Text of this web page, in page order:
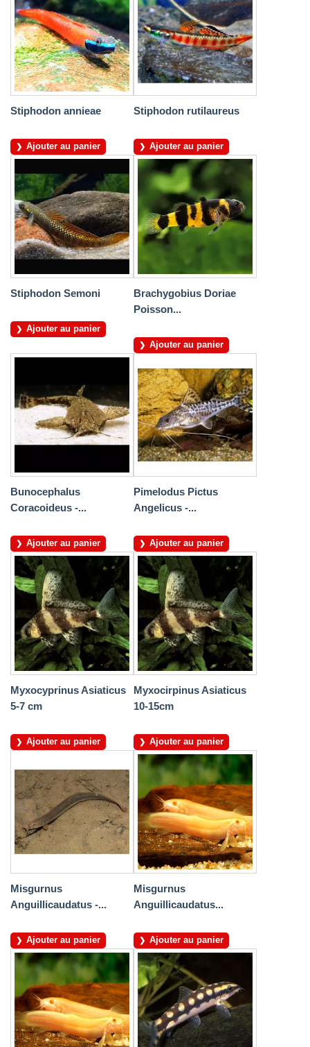
Stiphodon annieae
Ajouter au panier
Stiphodon rutilaureus
Ajouter au panier
Stiphodon Semoni
Ajouter au panier
Brachygobius Doriae
Poisson...
Ajouter au panier
Bunocephalus
Coracoideus -...
Ajouter au panier
Pimelodus Pictus
Angelicus -...
Ajouter au panier
Myxocyprinus Asiaticus
5-7 cm
Ajouter au panier
Myxocirpinus Asiaticus
10-15cm
Ajouter au panier
Misgurnus
Anguillicaudatus -...
Ajouter au panier
Misgurnus
Anguillicaudatus...
Ajouter au panier